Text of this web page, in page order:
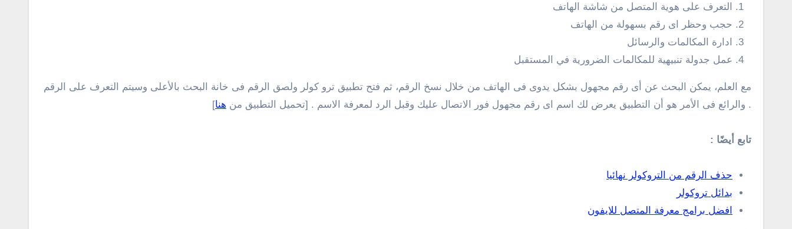
التعرف على هوية المتصل من شاشة الهاتف
حجب وحظر اى رقم بسهولة من الهاتف
ادارة المكالمات والرسائل
عمل جدولة تنبيهية للمكالمات الضرورية في المستقبل
مع العلم، يمكن البحث عن أى رقم مجهول بشكل يدوى فى الهاتف من خلال نسخ الرقم، ثم فتح تطبيق ترو كولر ولصق الرقم فى خانة البحث بالأعلى وسيتم التعرف على الرقم
. والرائع فى الأمر هو أن التطبيق يعرض لك اسم اى رقم مجهول فور الاتصال عليك وقبل الرد لمعرفة الاسم . [تحميل التطبيق من هنا]
تابع أيضًا :
حذف الرقم من التروكولر نهائيا
بدائل تروكولر
افضل برامج معرفة المتصل للايفون